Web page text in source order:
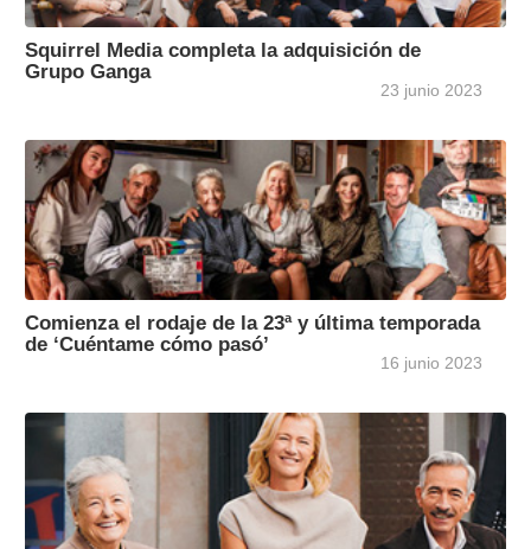
Squirrel Media completa la adquisición de
Grupo Ganga
23 junio 2023
Comienza el rodaje de la 23ª y última temporada
de ‘Cuéntame cómo pasó’
16 junio 2023